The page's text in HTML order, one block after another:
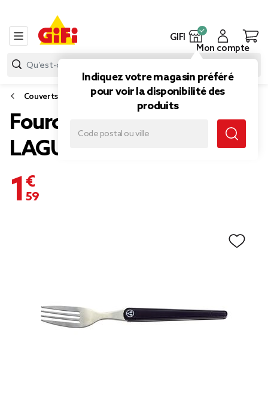
GIFI
Indiquez votre magasin préféré
pour voir la disponibilité des
produits
Mon compte
Couverts
Fourchette inox gamme
LAGUIOLE marron
1,59 €